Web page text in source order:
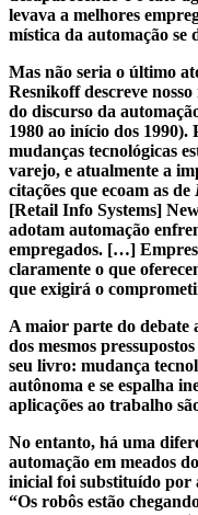
levava a melhores
mística da automação se
Mas não seria o último
Resnikoff descreve
do discurso da
1980 ao início dos
mudanças tecnológicas
varejo, e atualmente a
citações que ecoam as de
[Retail Info Systems]
adotam automação
empregados. […]
claramente o que
que exigirá o
A maior parte do debate
dos mesmos
seu livro: mudança
autônoma e se espalha
aplicações ao trabalho
No entanto, há uma
automação em meados
inicial foi substituído por
“Os robôs estão